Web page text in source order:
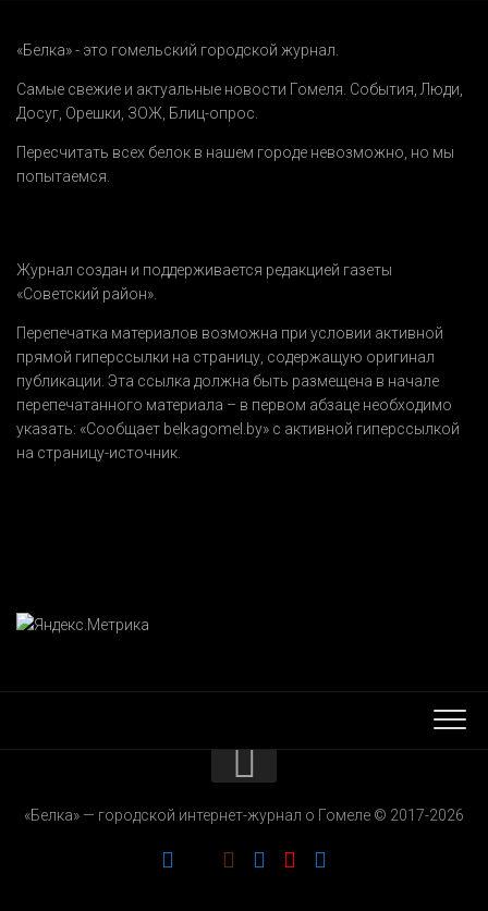
«Белка» - это гомельский городской журнал.
Самые свежие и актуальные новости Гомеля. События Люди
Досуг Орешки ЗОЖ Блиц-опрос
Пересчитать всех белок в нашем городе невозможно, но мы
попытаемся.
Журнал создан и поддерживается редакцией газеты
«Советский район».
Перепечатка материалов возможна при условии активной
прямой гиперссылки на страницу, содержащую оригинал
публикации. Эта ссылка должна быть размещена в начале
перепечатанного материала – в первом абзаце необходимо
указать: «Сообщает belkagomel.by» с активной гиперссылкой
на страницу-источник.
РЕКЛАМОДАТЕЛЯМ
«Белка» — городской интернет-журнал о Гомеле © 2017-2026